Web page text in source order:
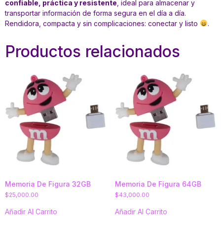
confiable, práctica y resistente , ideal para almacenar y
transportar información de forma segura en el día a día.
Rendidora, compacta y sin complicaciones: conectar y listo
.
Productos relacionados
Memoria De Figura 32GB
$25,000.00
Añadir Al Carrito
Memoria De Figura 64GB
$43,000.00
Añadir Al Carrito